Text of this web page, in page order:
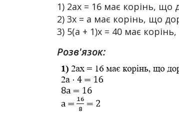
1) 2ах = 16 має корінь, що
2) 3х = а має корінь, що
3) 5(а + 1)х = 40 має
Розв'язок: